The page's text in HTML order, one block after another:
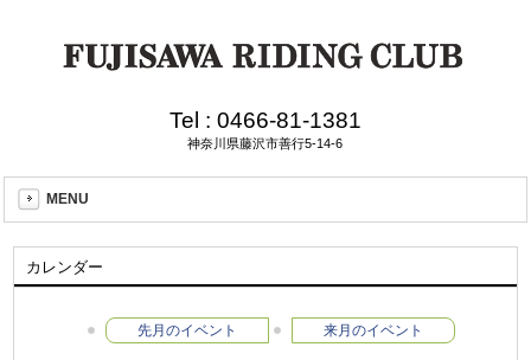
Tel : 0466-81-1381
神奈川県藤沢市善行5-14-6
MENU
カレンダー
先月のイベント 来月のイベント